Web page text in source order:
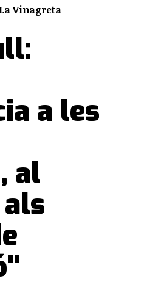
Vinagreta
a les
al